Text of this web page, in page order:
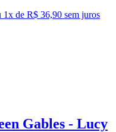
1x de R$ 36,90 sem juros
Gables - Lucy